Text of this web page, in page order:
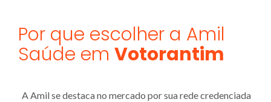
Por que escolher a Amil
Saúde em Votorantim
A Amil se destaca no mercado por sua rede credenciada